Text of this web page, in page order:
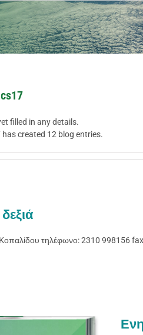
filled in any details.
created 12 blog entries.
τηλέφωνο: 2310 998156